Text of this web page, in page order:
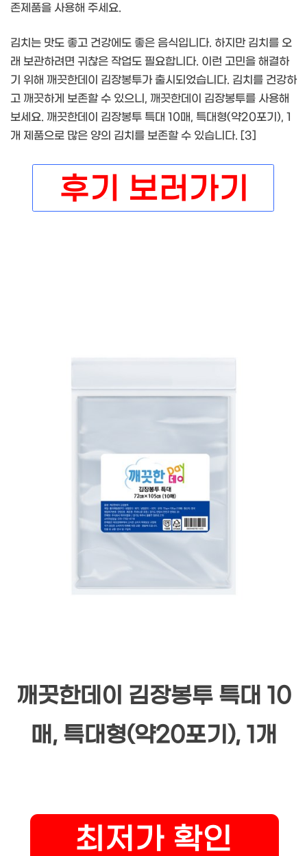
존제품을 사용해 주세요.
김치는 맛도 좋고 건강에도 좋은 음식입니다. 하지만 김치를 오
래 보관하려면 귀찮은 작업도 필요합니다. 이런 고민을 해결하
기 위해 깨끗한데이 김장봉투가 출시되었습니다. 김치를 건강하
고 깨끗하게 보존할 수 있으니, 깨끗한데이 김장봉투를 사용해
보세요. 깨끗한데이 김장봉투 특대 10매, 특대형(약20포기), 1
개 제품으로 많은 양의 김치를 보존할 수 있습니다. [3]
깨끗한데이 김장봉투 특대 10
매, 특대형(약20포기), 1개